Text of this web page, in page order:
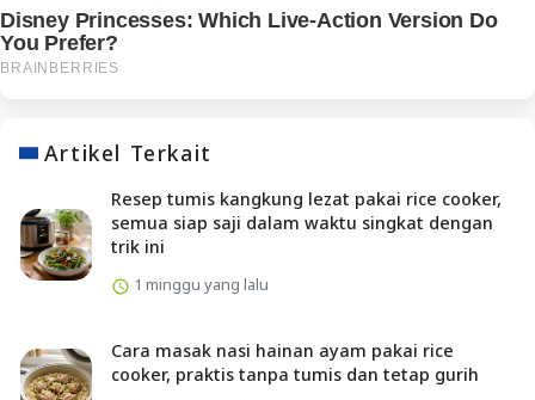
Artikel Terkait
Resep tumis kangkung lezat pakai rice cooker,
semua siap saji dalam waktu singkat dengan
trik ini
1 minggu yang lalu
Cara masak nasi hainan ayam pakai rice
cooker, praktis tanpa tumis dan tetap gurih